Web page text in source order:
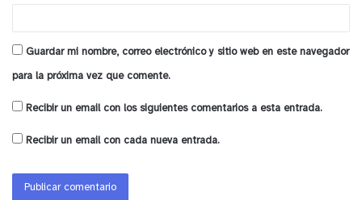
Guardar mi nombre, correo electrónico y sitio web en este navegador
para la próxima vez que comente.
Recibir un email con los siguientes comentarios a esta entrada.
Recibir un email con cada nueva entrada.